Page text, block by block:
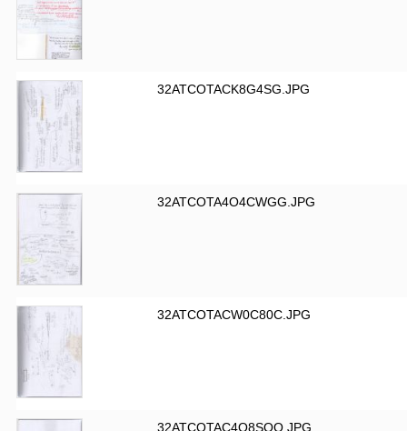
32ATCOTACK8G4SG.JPG
32ATCOTA4O4CWGG.JPG
32ATCOTACW0C80C.JPG
32ATCOTAC4O8SOO.JPG